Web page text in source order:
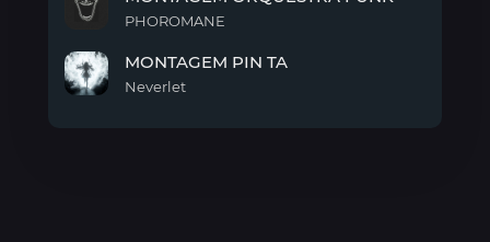
ORQUESTRA
FUNK
PHOROMANE
MONTAGEM PIN TA
Neverlet